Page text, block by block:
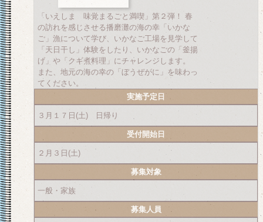
「いえしま 味覚まるごと満喫」第２弾！ 春
の訪れを感じさせる播磨灘の海の幸「いかな
ご」漁について学び、いかなご工場を見学して
「天日干し」体験をしたり、いかなごの「釜揚
げ」や「クギ煮料理」にチャレンジします。
また、地元の海の幸の「ぼうぜがに」を味わっ
てください。
実施予定日
３月１７日(土) 日帰り
受付開始日
２月３日(土)
募集対象
一般・家族
募集人員